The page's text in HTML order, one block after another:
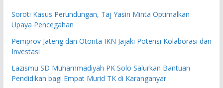
Soroti Kasus Perundungan, Taj Yasin Minta Optimalkan
Upaya Pencegahan
Pemprov Jateng dan Otorita IKN Jajaki Potensi Kolaborasi dan
Investasi
Lazismu SD Muhammadiyah PK Solo Salurkan Bantuan
Pendidikan bagi Empat Murid TK di Karanganyar